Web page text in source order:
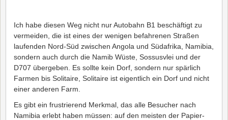
Ich habe diesen Weg nicht nur Autobahn B1 beschäftigt zu
vermeiden, die ist eines der wenigen befahrenen Straßen
laufenden Nord-Süd zwischen Angola und Südafrika, Namibia,
sondern auch durch die Namib Wüste, Sossusvlei und der
D707 übergeben. Es sollte kein Dorf, sondern nur spärlich
Farmen bis Solitaire, Solitaire ist eigentlich ein Dorf und nicht
einer anderen Farm.
Es gibt ein frustrierend Merkmal, das alle Besucher nach
Namibia erlebt haben müssen: auf den meisten der Papier-